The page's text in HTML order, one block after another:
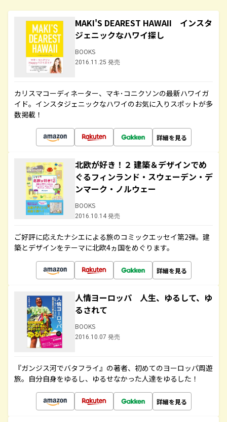
MAKI'S DEAREST HAWAII インスタ
ジェニックなハワイ探し
BOOKS
2016.11.25 発売
カリスマコーディネーター、マキ･コニクソンの最新ハワイガ
イド。インスタジェニックなハワイのお気に入りスポットが多
数掲載！
詳細を見る
北欧が好き！２ 建築＆デザインでめ
ぐるフィンランド・スウェーデン・デ
ンマーク・ノルウェー
BOOKS
2016.10.14 発売
ご好評に応えたナシエによる旅のコミックエッセイ第2弾。建
築とデザインをテーマに北欧4ヵ国をめぐります。
詳細を見る
人情ヨーロッパ 人生、ゆるして、ゆ
るされて
BOOKS
2016.10.07 発売
『ガンジス河でバタフライ』の著者、初めてのヨーロッパ周遊
旅。自分自身をゆるし、ゆるせなかった人達をゆるした！
詳細を見る